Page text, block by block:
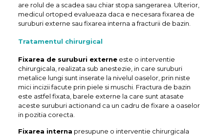
are rolul de a scadea sau chiar stopa sangerarea. Ulterior,
medicul ortoped evalueaza daca e necesara fixarea de
suruburi externe sau fixarea interna a fracturii de bazin.
Tratamentul chirurgical
Fixarea de suruburi externeeste o interventie
chirurgicala, realizata sub anestezie, in care suruburi
metalice lungi sunt inserate la nivelul oaselor, prin niste
mici incizii facute prin piele si muschi. Fractura de bazin
este astfel fixata, barele externe la care sunt atasate
aceste suruburi actionand ca un cadru de fixare a oaselor
in pozitia corecta.
Fixarea interna presupune o interventie chirurgicala